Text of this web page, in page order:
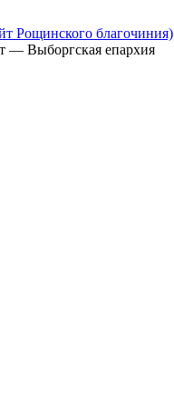
Рощинского благочиния)
— Выборгская епархия